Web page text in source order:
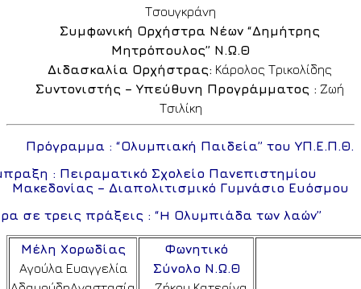
Τσουγκράνη
Συμφωνική Ορχήστρα Νέων “Δημήτρης
Μητρόπουλος” Ν.Ω.Θ
Διδασκαλία Ορχήστρας: Κάρολος Τρικολίδης
Συντονιστής – Υπεύθυνη Προγράμματος : Ζωή
Τσιλίκη
Πρόγραμμα : “Ολυμπιακή Παιδεία” του ΥΠ.Ε.Π.Θ.
: Πειραματικό Σχολείο Πανεπιστημίου
Μακεδονίας – Διαπολιτισμικό Γυμνάσιο Ευόσμου
σε τρεις πράξεις : “H Ολυμπιάδα των λαών”
Μέλη Χορωδίας
Αγούλα Ευαγγελία
Φωνητικό
Σύνολο Ν.Ω.Θ